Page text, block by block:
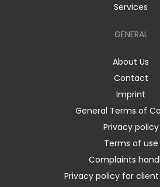
Services
GENERAL
About Us
Contact
Imprint
General Terms of
Privacy policy
Terms of use
Complaints
Privacy policy for